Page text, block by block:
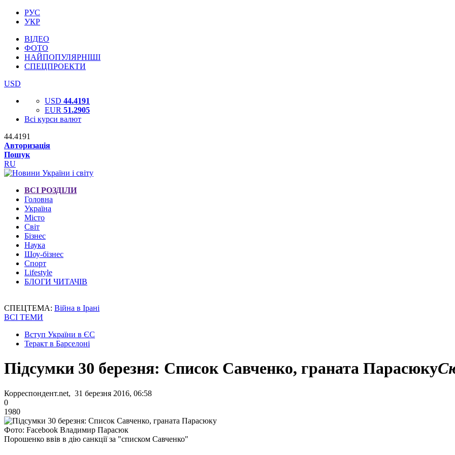
РУС
УКР
ВІДЕО
ФОТО
НАЙПОПУЛЯРНІШІ
СПЕЦПРОЕКТИ
USD
USD 44.4191
EUR 51.2905
Всі курси валют
44.4191
Авторизація
Пошук
RU
ВСІ РОЗДІЛИ
Головна
Україна
Місто
Світ
Бізнес
Наука
Шоу-бізнес
Спорт
Lifestyle
БЛОГИ ЧИТАЧІВ
СПЕЦТЕМА: Війна в Ірані
ВСІ ТЕМИ
Вступ України в ЄС
Теракт в Барселоні
Підсумки 30 березня: Список Савченко, граната Парасюку
Корреспондент.net, 31 березня 2016, 06:58
0
1980
Фото: Facebook Владимир Парасюк
Порошенко ввів в дію санкції за "списком Савченко"